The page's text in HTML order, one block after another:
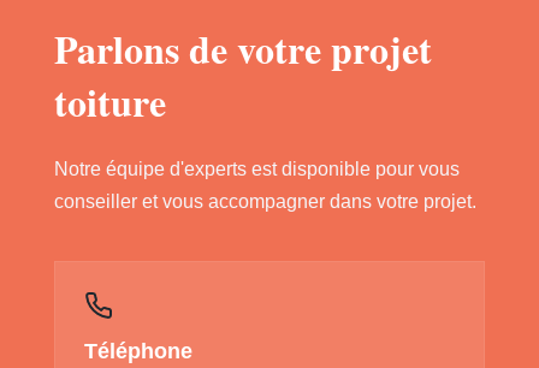
Parlons de votre projet
toiture
Notre équipe d'experts est disponible pour vous
conseiller et vous accompagner dans votre projet.
Téléphone